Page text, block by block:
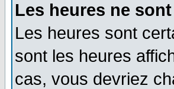
Les heures ne
Les heures sont
sont les heures
cas, vous devriez